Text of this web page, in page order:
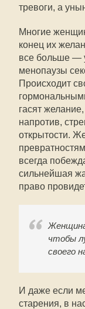
тревоги, а
Многие
конец их
все больше —
менопаузы
Происходит
гасят
напротив,
открытости.
всегда
сильнейшая
право
чтобы
своего
И даже если
старения, в